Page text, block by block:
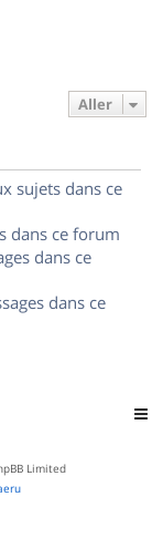
Aller
sujets dans ce
dans ce forum
dans ce
dans ce
Limited